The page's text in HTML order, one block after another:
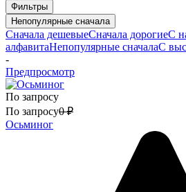
Фильтры
Непопулярные сначала
Сначала дешевыеСначала дорогиеС
алфавитаНепопулярные сначалаС
-
Предпросмотр
По запросу
По запросу0 ₽
Осьминог